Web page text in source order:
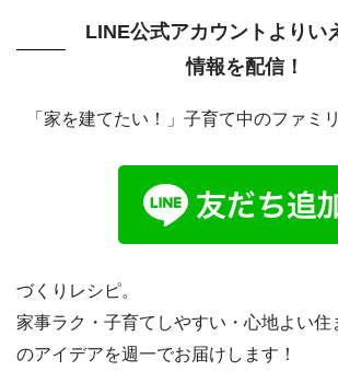
LINE公式アカウントよりい
情報を配信！
「家を建てたい！」子育て中のファミ
づくりレシピ。
家事ラク・子育てしやすい・心地よい住
のアイデアを週一でお届けします！